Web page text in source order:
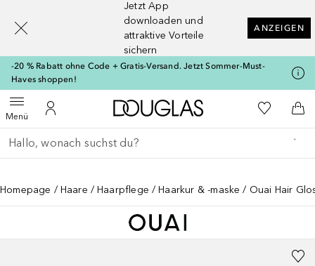
Jetzt App
downloaden und
attraktive Vorteile
sichern
ANZEIGEN
-20 % Rabatt ohne Code + Gratis-Versand. Jetzt Sommer-Must-
Haves shoppen!
MenüMenü öffnenZu Meinem Kundenkonto
Zur Douglas Startseite
Zu Meiner
Gehe zurück
Suche ausführen
Homepage Haare Haarpflege Haarkur & -maske Ouai Hair
[navigation.slideout.screenreader]